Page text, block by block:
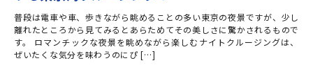
普段は電車や車、歩きながら眺めることの多い東京の夜景ですが、少し
離れたところから見てみるとあらためてその美しさに驚かされるもので
す。 ロマンチックな夜景を眺めながら楽しむナイトクルージングは、
ぜいたくな気分を味わうのにぴ […]